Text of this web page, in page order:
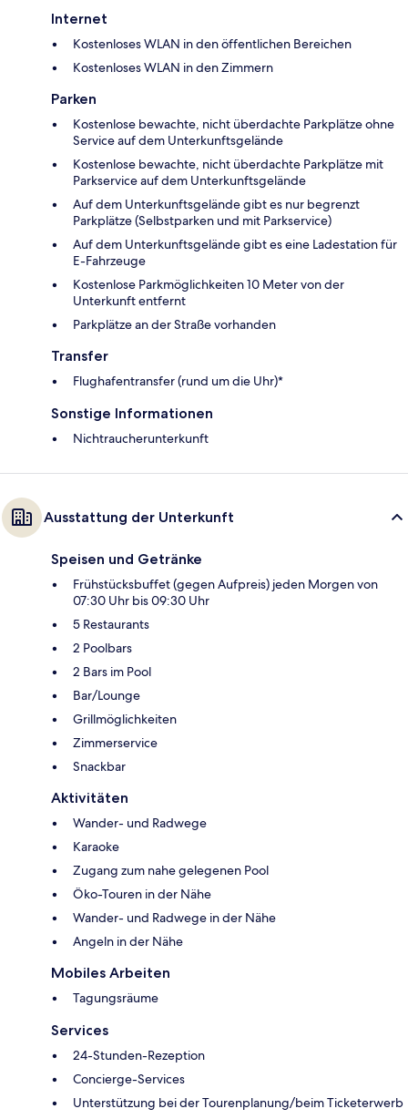
Internet
Kostenloses WLAN in den öffentlichen Bereichen
Kostenloses WLAN in den Zimmern
Parken
Kostenlose bewachte, nicht überdachte Parkplätze ohne
Service auf dem Unterkunftsgelände
Kostenlose bewachte, nicht überdachte Parkplätze mit
Parkservice auf dem Unterkunftsgelände
Auf dem Unterkunftsgelände gibt es nur begrenzt
Parkplätze (Selbstparken und mit Parkservice)
Auf dem Unterkunftsgelände gibt es eine Ladestation für
E-Fahrzeuge
Kostenlose Parkmöglichkeiten 10 Meter von der
Unterkunft entfernt
Parkplätze an der Straße vorhanden
Transfer
Flughafentransfer (rund um die Uhr)*
Sonstige Informationen
Nichtraucherunterkunft
Ausstattung der Unterkunft
Speisen und Getränke
Frühstücksbuffet (gegen Aufpreis) jeden Morgen von
07:30 Uhr bis 09:30 Uhr
5 Restaurants
2 Poolbars
2 Bars im Pool
Bar/Lounge
Grillmöglichkeiten
Zimmerservice
Snackbar
Aktivitäten
Wander- und Radwege
Karaoke
Zugang zum nahe gelegenen Pool
Öko-Touren in der Nähe
Wander- und Radwege in der Nähe
Angeln in der Nähe
Mobiles Arbeiten
Tagungsräume
Services
24-Stunden-Rezeption
Concierge-Services
Unterstützung bei der Tourenplanung/beim Ticketerwerb